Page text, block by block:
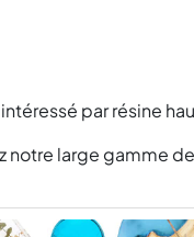
par résine
notre large gamme